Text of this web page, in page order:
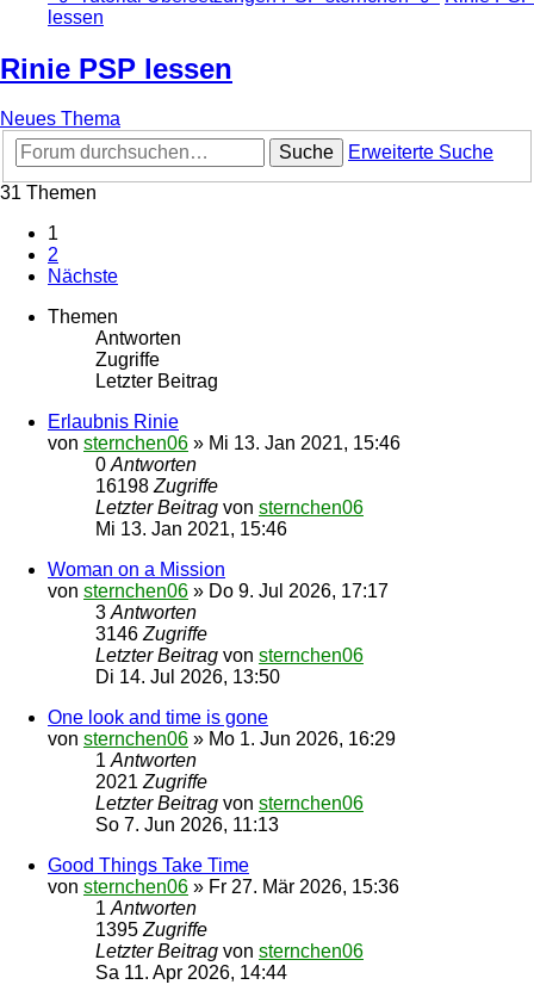
lessen
Rinie PSP lessen
Neues Thema
Suche
Erweiterte Suche
31 Themen
1
2
Nächste
Themen
Antworten
Zugriffe
Letzter Beitrag
Erlaubnis Rinie
von sternchen06 » Mi 13. Jan 2021, 15:46
0 Antworten
16198 Zugriffe
Letzter Beitrag von sternchen06
Mi 13. Jan 2021, 15:46
Woman on a Mission
von sternchen06 » Do 9. Jul 2026, 17:17
3 Antworten
3146 Zugriffe
Letzter Beitrag von sternchen06
Di 14. Jul 2026, 13:50
One look and time is gone
von sternchen06 » Mo 1. Jun 2026, 16:29
1 Antworten
2021 Zugriffe
Letzter Beitrag von sternchen06
So 7. Jun 2026, 11:13
Good Things Take Time
von sternchen06 » Fr 27. Mär 2026, 15:36
1 Antworten
1395 Zugriffe
Letzter Beitrag von sternchen06
Sa 11. Apr 2026, 14:44